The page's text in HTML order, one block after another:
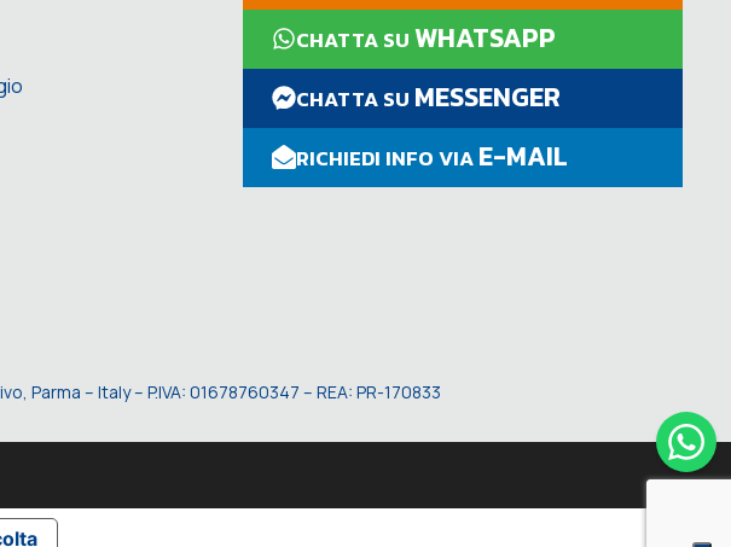
CHATTA SUWHATSAPP
CHATTA SU MESSENGER
RICHIEDI INFO VIA E-MAIL
Parma – Italy – P.IVA: 01678760347 – REA: PR-170833